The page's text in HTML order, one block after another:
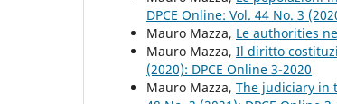
DPCE Online: Vol. 44 No. 3
Mauro Mazza, Le authorities
Mauro Mazza, Il diritto
(2020): DPCE Online 3-2020
Mauro Mazza, The judiciary in